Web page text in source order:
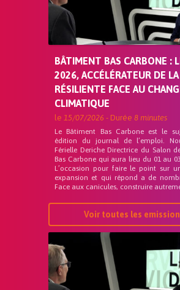
BÂTIMENT BAS CARBONE :
2026, ACCÉLÉRATEUR DE
RÉSILIENTE FACE AU
CLIMATIQUE
le 15/07/2026 - Durée 8 minutes
Le Bâtiment Bas Carbone est le
édition du journal de l’emploi.
Férielle Deriche Directrice du Salon
Bas Carbone qui aura lieu du 01 au
L’occasion pour faire le point sur
expansion et qui répond a de
Face aux canicules, construire
Voir toutes les